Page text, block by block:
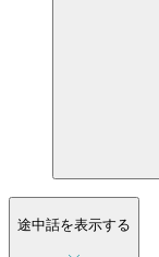
途中話を表示する